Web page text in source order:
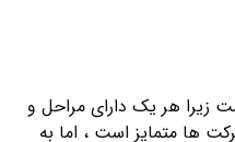
هر یک دارای مراحل و
ها متمایز است ، اما به